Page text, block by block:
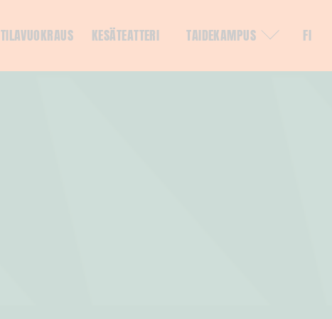
TILAVUOKRAUS KESÄTEATTERI TAIDEKAMPUS FI